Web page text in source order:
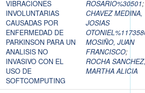
VIBRACIONES
INVOLUNTARIAS
CAUSADAS POR
ENFERMEDAD DE
PARKINSON PARA UN
ANALISIS NO
INVASIVO CON EL
USO DE
SOFTCOMPUTING
ROSARIO%30501;
CHAVEZ MEDINA,
JOSIAS
MOSIÑO, JUAN
FRANCISCO;
ROCHA
MARTHA ALICIA